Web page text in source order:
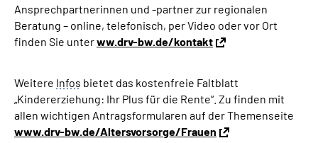
Ansprechpartnerinnen und -partner zur regionalen
Beratung – online, telefonisch, per Video oder vor Ort
finden Sie unterww.drv-bw.de/kontakt
Weitere Infos bietet das kostenfreie Faltblatt
„Kindererziehung: Ihr Plus für die Rente“. Zu finden mit
allen wichtigen Antragsformularen auf der Themenseite
www.drv-bw.de/Altersvorsorge/Frauen